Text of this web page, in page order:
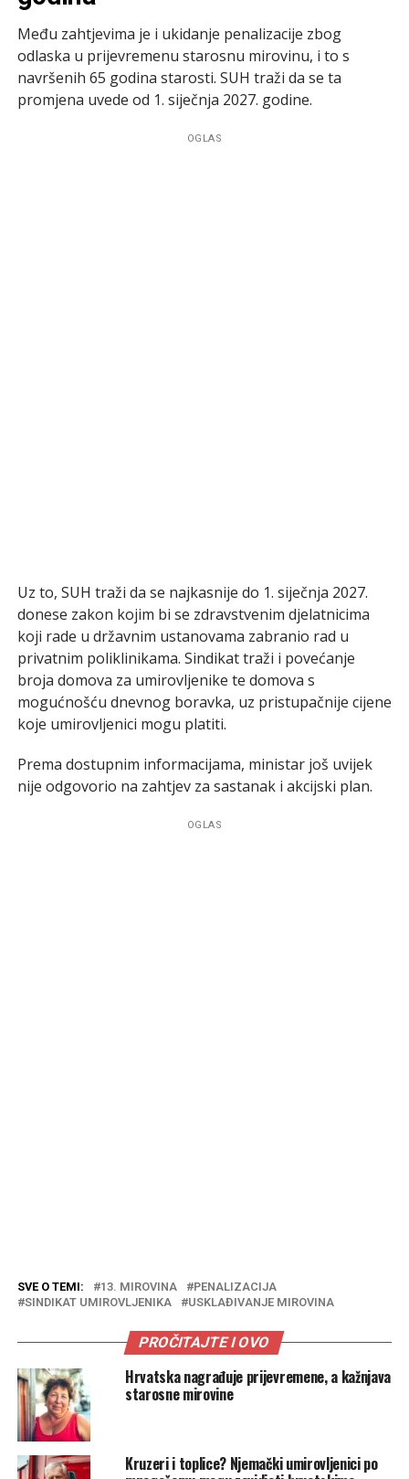
Među zahtjevima je i ukidanje penalizacije zbog
odlaska u prijevremenu starosnu mirovinu, i to s
navršenih 65 godina starosti. SUH traži da se ta
promjena uvede od 1. siječnja 2027. godine.
OGLAS
Uz to, SUH traži da se najkasnije do 1. siječnja 2027.
donese zakon kojim bi se zdravstvenim djelatnicima
koji rade u državnim ustanovama zabranio rad u
privatnim poliklinikama. Sindikat traži i povećanje
broja domova za umirovljenike te domova s
mogućnošću dnevnog boravka, uz pristupačnije cijene
koje umirovljenici mogu platiti.
Prema dostupnim informacijama, ministar još uvijek
nije odgovorio na zahtjev za sastanak i akcijski plan.
OGLAS
SVE O TEMI: 13. MIROVINA
PENALIZACIJA
SINDIKAT UMIROVLJENIKA
USKLAĐIVANJE MIROVINA
PROČITAJTE I OVO
Hrvatska nagrađuje prijevremene, a kažnjava
starosne mirovine
Kruzeri i toplice? Njemački umirovljenici po